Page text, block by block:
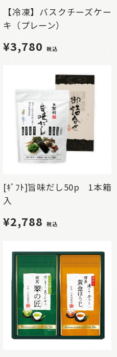
【冷凍】バスクチーズケー
キ（プレーン）
¥3,780 税込
[ｷﾞﾌﾄ]旨味だし50p 1本箱
入
¥2,788 税込